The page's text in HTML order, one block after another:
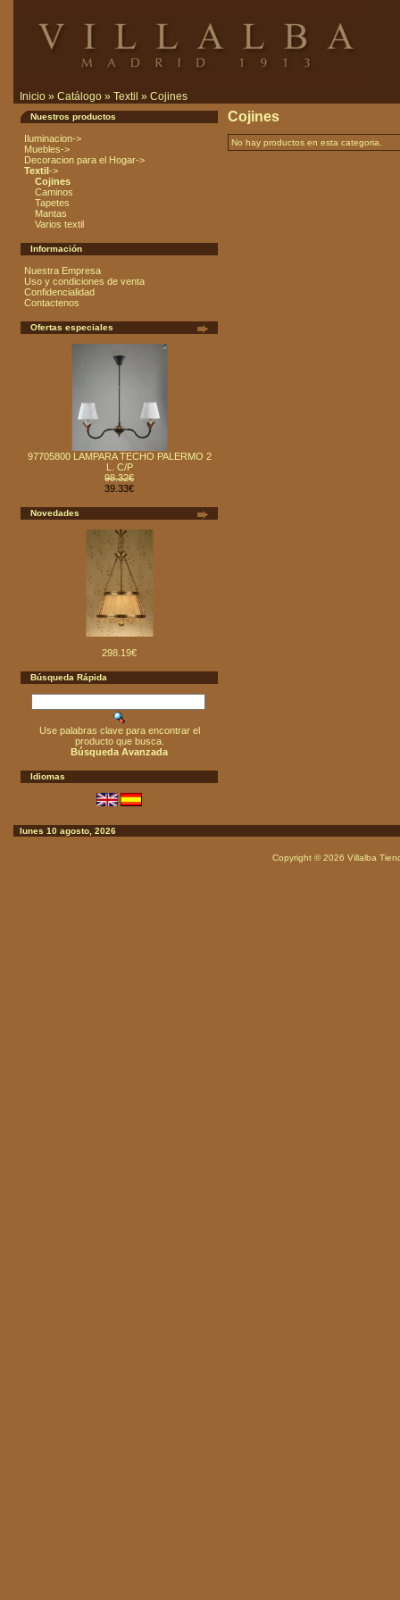
Inicio » Catálogo » Textil » Cojines
Nuestros productos
Iluminacion->
Muebles->
Decoracion para el Hogar->
Textil->
Cojines
Caminos
Tapetes
Mantas
Varios textil
Información
Nuestra Empresa
Uso y condiciones de venta
Confidencialidad
Contactenos
Ofertas especiales
97705800 LAMPARA TECHO PALERMO 2
L. C/P
98.32€
39.33€
Novedades
298.19€
Búsqueda Rápida
Use palabras clave para encontrar el
producto que busca.
Búsqueda Avanzada
Idiomas
Cojines
No hay productos en esta categoria.
lunes 10 agosto, 2026
Copyright © 2026 Villalba